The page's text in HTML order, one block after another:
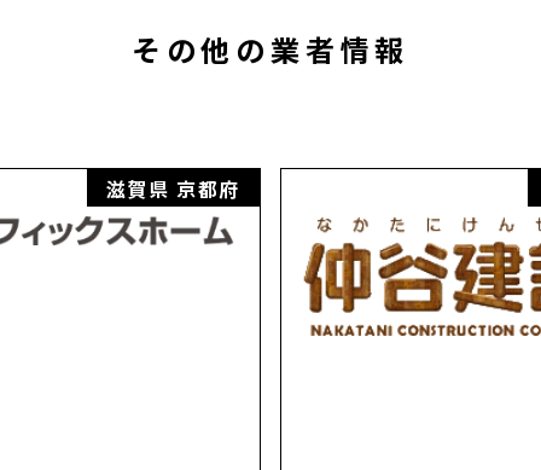
その他の業者情報
滋賀県 京都府